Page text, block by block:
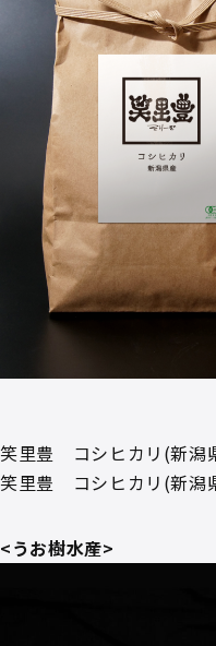
笑里豊 コシヒカリ(新潟
笑里豊 コシヒカリ(新潟
<うお樹水産>